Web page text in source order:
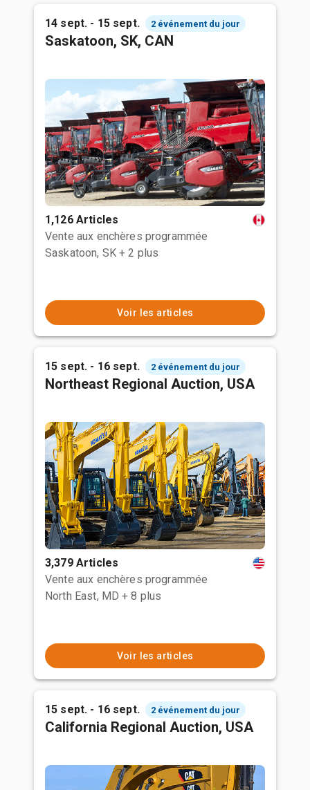
14 sept. - 15 sept. 2 événement du jour
Saskatoon, SK, CAN
1,126 Articles
Vente aux enchères programmée
Saskatoon, SK + 2 plus
Voir les articles
15 sept. - 16 sept. 2 événement du jour
Northeast Regional Auction, USA
3,379 Articles
Vente aux enchères programmée
North East, MD + 8 plus
Voir les articles
15 sept. - 16 sept. 2 événement du jour
California Regional Auction, USA